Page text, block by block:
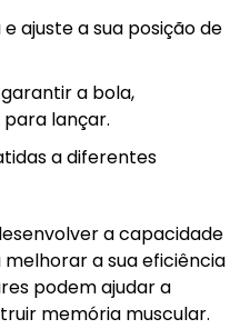
ajuste a sua posição de
a bola,
lançar.
a diferentes
a capacidade
a sua eficiência
podem ajudar a
memória muscular.